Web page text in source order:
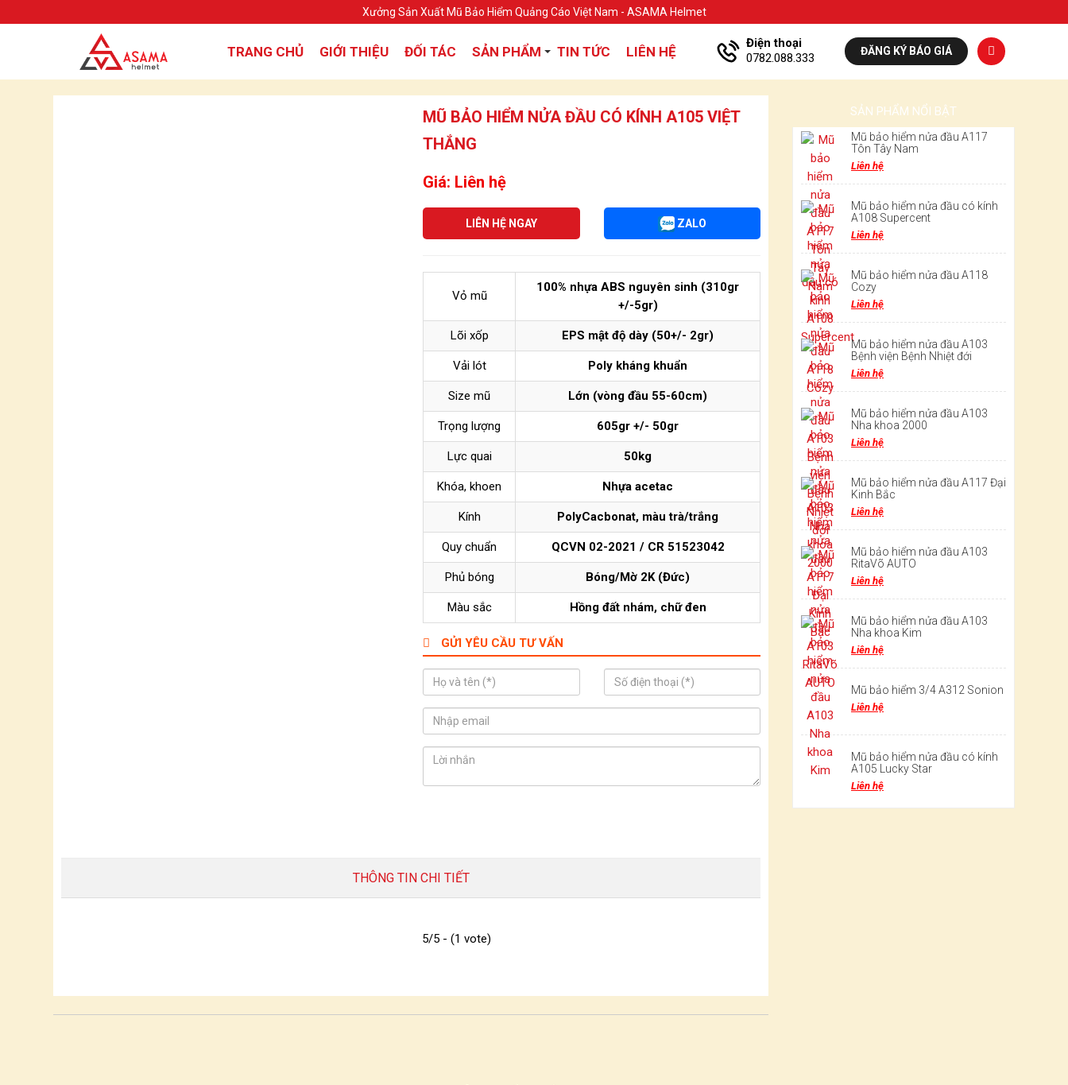
Xưởng Sản Xuất Mũ Bảo Hiểm Quảng Cáo Việt Nam - ASAMA Helmet
TRANG CHỦ GIỚI THIỆU ĐỐI TÁC SẢN PHẨM TIN TỨC LIÊN HỆ ĐĂNG KÝ BÁO GIÁ
Điện thoại
0782.088.333
MŨ BẢO HIỂM NỬA ĐẦU CÓ KÍNH A105 VIỆT
THẮNG
Giá: Liên hệ
LIÊN HỆ NGAY ZALO
Vỏ mũ
100% nhựa ABS nguyên sinh (310gr
+/-5gr)
Lõi xốp EPS mật độ dày (50+/- 2gr)
Vải lót Poly kháng khuẩn
Size mũ Lớn (vòng đầu 55-60cm)
Trọng lượng 605gr +/- 50gr
Lực quai 50kg
Khóa, khoen Nhựa acetac
Kính PolyCacbonat, màu trà/trắng
Quy chuẩn QCVN 02-2021 / CR 51523042
Phủ bóng Bóng/Mờ 2K (Đức)
Màu sắc Hồng đất nhám, chữ đen
GỬI YÊU CẦU TƯ VẤN
THÔNG TIN CHI TIẾT
5/5 - (1 vote)
SẢN PHẨM NỔI BẬT
Mũ bảo hiểm nửa đầu A117
Tôn Tây Nam
Liên hệ
Mũ bảo hiểm nửa đầu có kính
A108 Supercent
Liên hệ
Mũ bảo hiểm nửa đầu A118
Cozy
Liên hệ
Mũ bảo hiểm nửa đầu A103
Bệnh viện Bệnh Nhiệt đới
Liên hệ
Mũ bảo hiểm nửa đầu A103
Nha khoa 2000
Liên hệ
Mũ bảo hiểm nửa đầu A117 Đại
Kinh Bắc
Liên hệ
Mũ bảo hiểm nửa đầu A103
RitaVõ AUTO
Liên hệ
Mũ bảo hiểm nửa đầu A103
Nha khoa Kim
Liên hệ
Mũ bảo hiểm 3/4 A312 Sonion
Liên hệ
Mũ bảo hiểm nửa đầu có kính
A105 Lucky Star
Liên hệ